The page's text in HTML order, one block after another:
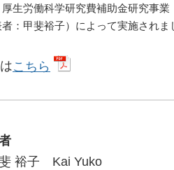
生労働科学研究費補助金研究事
者：甲斐裕子）によって実施されま
こちら
裕子 Kai Yuko